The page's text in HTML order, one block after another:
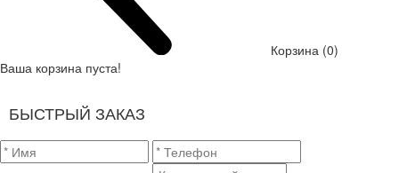
Корзина (0)
Ваша корзина пуста!
БЫСТРЫЙ ЗАКАЗ